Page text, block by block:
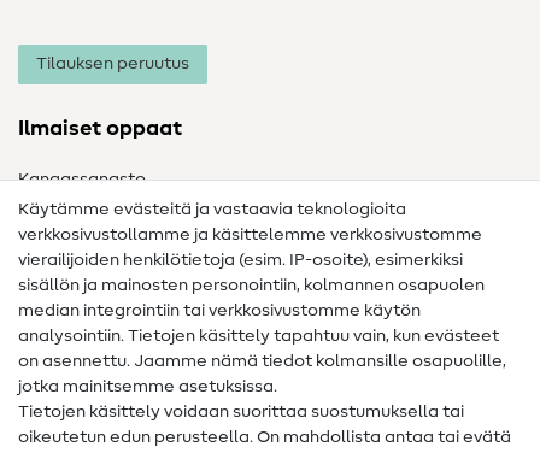
Tilauksen peruutus
Ilmaiset oppaat
Kangassanasto
Ompelusanasto
Ompeluohjeet
Apua ja yhteystiedot
Yhteystiedot
Tietoa omistajanvaihdoksesta
Käytämme evästeitä ja vastaavia teknologioita
verkkosivustollamme ja käsittelemme verkkosivustomme
vierailijoiden henkilötietoja (esim. IP-osoite), esimerkiksi
sisällön ja mainosten personointiin, kolmannen osapuolen
median integrointiin tai verkkosivustomme käytön
analysointiin. Tietojen käsittely tapahtuu vain, kun evästeet
on asennettu. Jaamme nämä tiedot kolmansille osapuolille,
jotka mainitsemme asetuksissa.
Tietojen käsittely voidaan suorittaa suostumuksella tai
oikeutetun edun perusteella. On mahdollista antaa tai evätä